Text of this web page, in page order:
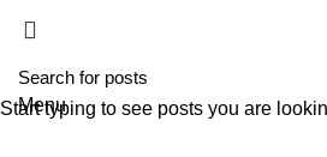
Menu
Start typing to see posts you are